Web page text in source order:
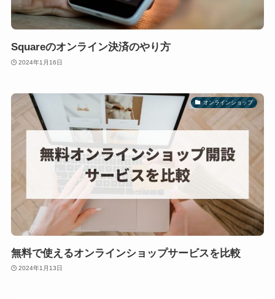
Squareのオンライン決済のやり方
2024年1月16日
オンラインショップ
無料で使えるオンラインショップサービスを比較
2024年1月13日